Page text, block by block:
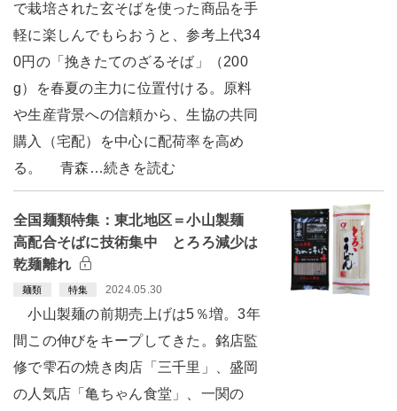
で栽培された玄そばを使った商品を手
軽に楽しんでもらおうと、参考上代34
0円の「挽きたてのざるそば」（200
g）を春夏の主力に位置付ける。原料
や生産背景への信頼から、生協の共同
購入（宅配）を中心に配荷率を高め
る。 青森…続きを読む
全国麺類特集：東北地区＝小山製麺
高配合そばに技術集中 とろろ減少は
乾麺離れ
麺類 特集 2024.05.30
小山製麺の前期売上げは5％増。3年
間この伸びをキープしてきた。銘店監
修で雫石の焼き肉店「三千里」、盛岡
の人気店「亀ちゃん食堂」、一関の